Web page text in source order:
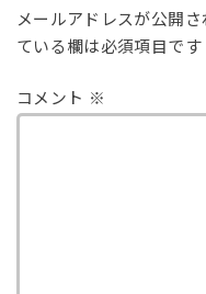
メールアドレスが公開さ
ている欄は必須項目です
コメント ※